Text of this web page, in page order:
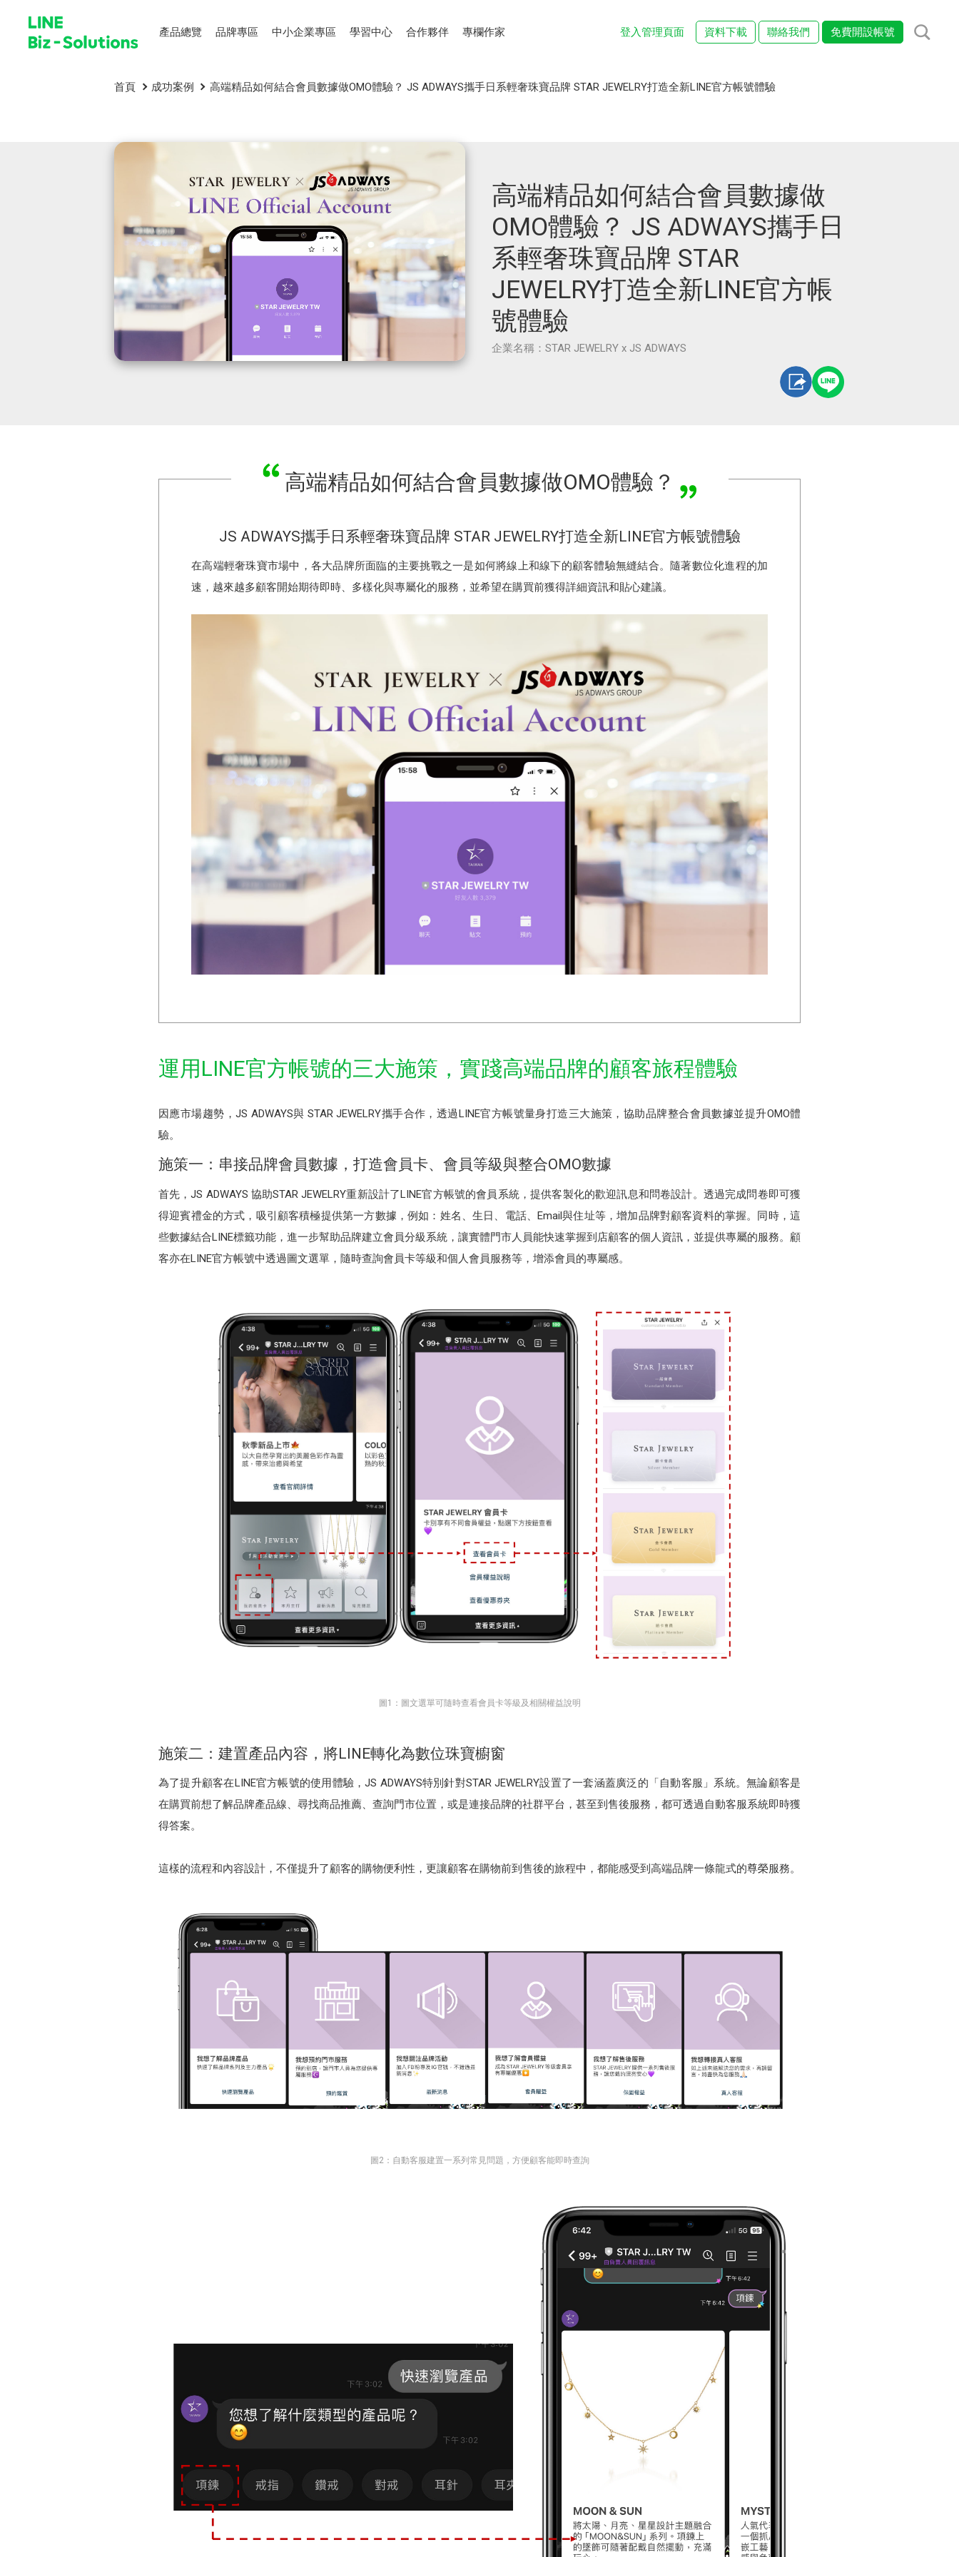
產品總覽 品牌專區 中小企業專區 學習中心 合作夥伴 專欄作家 登入管理頁面 資料下載 聯絡我們 免費開設帳號
首頁 成功案例 高端精品如何結合會員數據做OMO體驗？ JS ADWAYS攜手日系輕奢珠寶品牌 STAR JEWELRY打造全新LINE官方帳號體驗
高端精品如何結合會員數據做
OMO體驗？ JS ADWAYS攜手日
系輕奢珠寶品牌 STAR
JEWELRY打造全新LINE官方帳
號體驗
企業名稱：STAR JEWELRY x JS ADWAYS
高端精品如何結合會員數據做OMO體驗？
JS ADWAYS攜手日系輕奢珠寶品牌 STAR JEWELRY打造全新LINE官方帳號體驗
在高端輕奢珠寶市場中，各大品牌所面臨的主要挑戰之一是如何將線上和線下的顧客體驗無縫結合。隨著數位化進程的加
速，越來越多顧客開始期待即時、多樣化與專屬化的服務，並希望在購買前獲得詳細資訊和貼心建議。
運用LINE官方帳號的三大施策，實踐高端品牌的顧客旅程體驗
因應市場趨勢，JS ADWAYS與 STAR JEWELRY攜手合作，透過LINE官方帳號量身打造三大施策，協助品牌整合會員數據並提升OMO體
驗。
施策一：串接品牌會員數據，打造會員卡、會員等級與整合OMO數據
首先，JS ADWAYS 協助STAR JEWELRY重新設計了LINE官方帳號的會員系統，提供客製化的歡迎訊息和問卷設計。透過完成問卷即可獲
得迎賓禮金的方式，吸引顧客積極提供第一方數據，例如：姓名、生日、電話、Email與住址等，增加品牌對顧客資料的掌握。同時，這
些數據結合LINE標籤功能，進一步幫助品牌建立會員分級系統，讓實體門市人員能快速掌握到店顧客的個人資訊，並提供專屬的服務。顧
客亦在LINE官方帳號中透過圖文選單，隨時查詢會員卡等級和個人會員服務等，增添會員的專屬感。
圖1：圖文選單可隨時查看會員卡等級及相關權益說明
施策二：建置產品內容，將LINE轉化為數位珠寶櫥窗
為了提升顧客在LINE官方帳號的使用體驗，JS ADWAYS特別針對STAR JEWELRY設置了一套涵蓋廣泛的「自動客服」系統。無論顧客是
在購買前想了解品牌產品線、尋找商品推薦、查詢門市位置，或是連接品牌的社群平台，甚至到售後服務，都可透過自動客服系統即時獲
得答案。
這樣的流程和內容設計，不僅提升了顧客的購物便利性，更讓顧客在購物前到售後的旅程中，都能感受到高端品牌一條龍式的尊榮服務。
圖2：自動客服建置一系列常見問題，方便顧客能即時查詢